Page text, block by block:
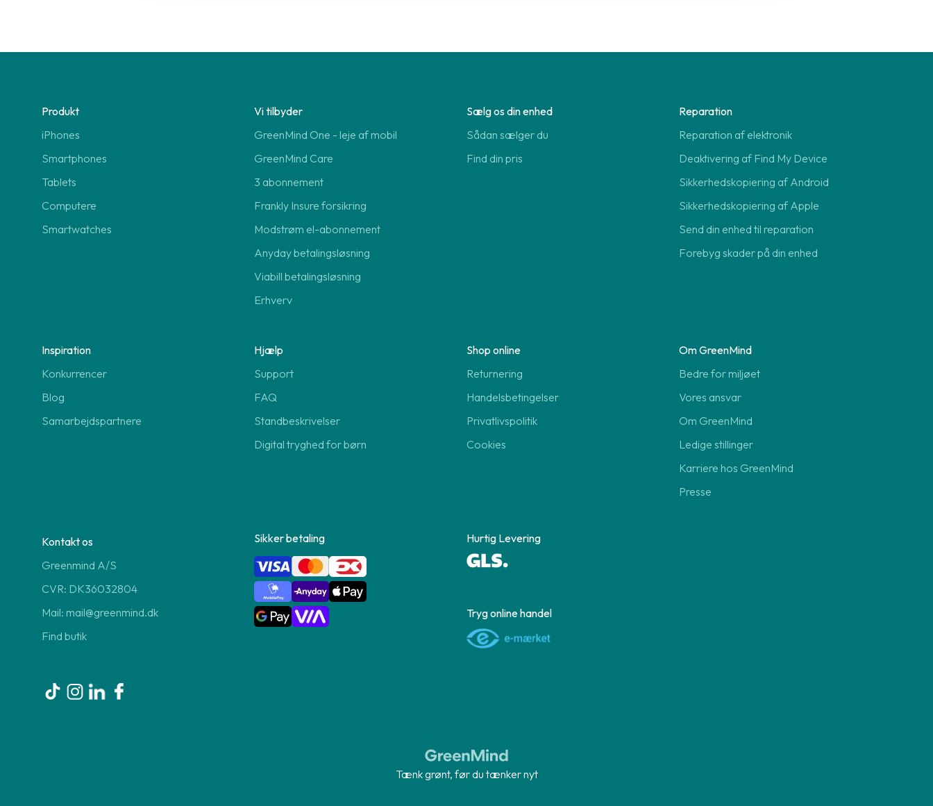
Produkt
iPhones
Smartphones
Tablets
Computere
Smartwatches
Vi tilbyder
GreenMind One - leje af mobil
GreenMind Care
3 abonnement
Frankly Insure forsikring
Modstrøm el-abonnement
Anyday betalingsløsning
Viabill betalingsløsning
Erhverv
Sælg os din enhed
Sådan sælger du
Find din pris
Reparation
Reparation af elektronik
Deaktivering af Find My Device
Sikkerhedskopiering af Android
Sikkerhedskopiering af Apple
Send din enhed til reparation
Forebyg skader på din enhed
Inspiration
Konkurrencer
Blog
Samarbejdspartnere
Hjælp
Support
FAQ
Standbeskrivelser
Digital tryghed for børn
Shop online
Returnering
Handelsbetingelser
Privatlivspolitik
Cookies
Om GreenMind
Bedre for miljøet
Vores ansvar
Om GreenMind
Ledige stillinger
Karriere hos GreenMind
Presse
Kontakt os
Greenmind A/S
CVR: DK36032804
Mail: mail@greenmind.dk
Find butik
Sikker betaling Hurtig Levering
Tryg online handel
Tænk grønt, før du tænker nyt